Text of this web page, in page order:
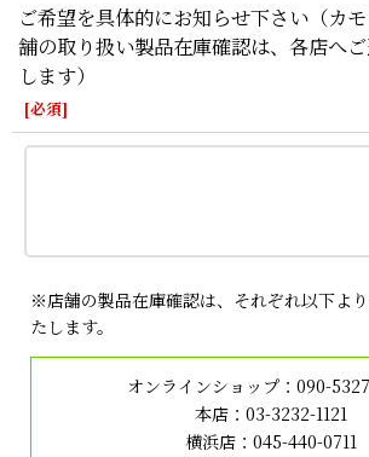
ご希望を具体的にお知らせ下さい（カ
舗の取り扱い製品在庫確認は、各店へ
します）
[必須]
※店舗の製品在庫確認は、それぞれ以下よ
たします。
オンラインショップ： 090-
本店： 03-3232-1121
横浜店： 045-440-0711